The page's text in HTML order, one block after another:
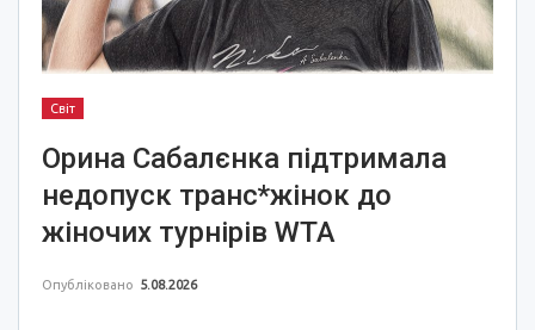
Світ
Орина Сабалєнка підтримала
недопуск транс*жінок до
жіночих турнірів WTA
Опубліковано 5.08.2026